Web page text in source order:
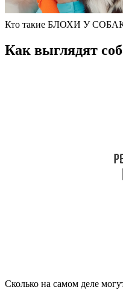
Кто такие БЛОХИ У
Как выглядят
Сколько на самом деле